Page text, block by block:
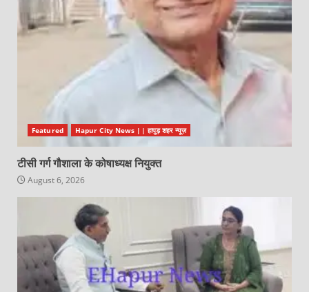
Featured Hapur City News || हापुड़ शहर न्यूज़
टीसी गर्ग गौशाला के कोषाध्यक्ष नियुक्त
August 6, 2026